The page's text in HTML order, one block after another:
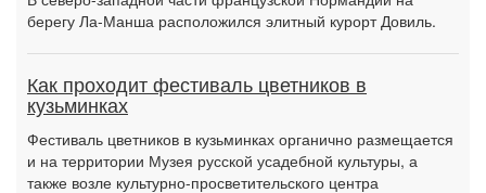
берегу Ла-Манша расположился элитный курорт Довиль.
Как проходит фестиваль цветников в
кузьминках
Фестиваль цветников в кузьминках органично размещается
и на территории Музея русской усадебной культуры, а
также возле культурно-просветительского центра